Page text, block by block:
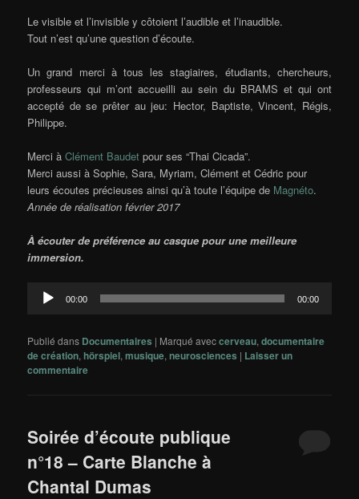
Le visible et l’invisible y côtoient l’audible et l’inaudible.
Tout n’est qu’une question d’écoute.
Un grand merci à tous les stagiaires, étudiants, chercheurs,
professeurs qui m’ont accueilli au sein du BRAMS et qui ont
accepté de se prêter au jeu: Hector, Baptiste, Vincent, Régis,
Philippe.
Merci àClément Baudet pour ses “Thai Cicada”.
Merci aussi à Sophie, Sara, Myriam, Clément et Cédric pour
leurs écoutes précieuses ainsi qu’à toute l’équipe de Magnéto.
Année de réalisation février 2017
À écouter de préférence au casque pour une meilleure
immersion.
Lecteur
audio
00:00 00:00
Publié dans Documentaires | Marqué aveccerveau,documentaire
de création,hörspiel,musique,neurosciences | Laisser un
commentaire
Soirée d’écoute publique
n°18 – Carte Blanche à
Chantal Dumas